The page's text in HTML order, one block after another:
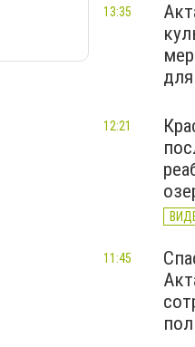
13:35
12:21
11:45